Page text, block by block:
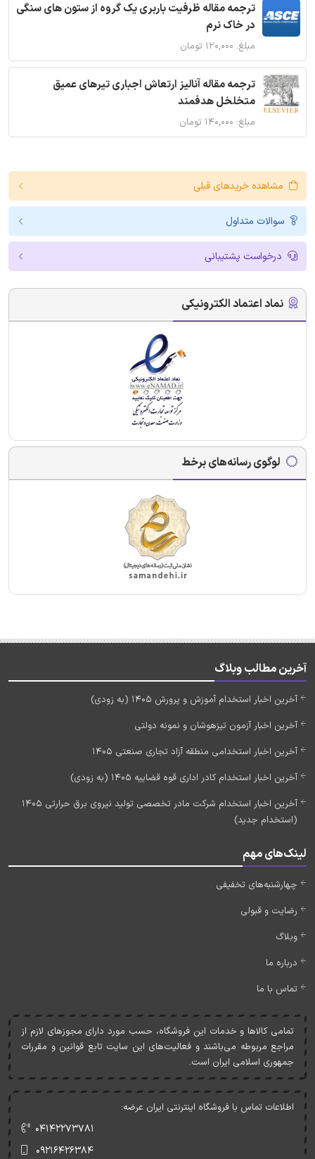
ترجمه مقاله ظرفیت باربری یک گروه از ستون های سنگی
در خاک نرم
مبلغ: ۱۲۰,۰۰۰ تومان
ترجمه مقاله آنالیز ارتعاش اجباری تیرهای عمیق
متخلخل هدفمند
مبلغ: ۱۴۰,۰۰۰ تومان
مشاهده خریدهای قبلی
سوالات متداول
درخواست پشتیبانی
نماد اعتماد الکترونیکی
لوگوی رسانه‌های برخط
آخرین مطالب وبلاگ
آخرین اخبار استخدام آموزش و پرورش 1405 (به زودی)
آخرین اخبار آزمون تیزهوشان و نمونه دولتی
آخرین اخبار استخدامی منطقه آزاد تجاری صنعتی 1405
آخرین اخبار استخدام کادر اداری قوه قضاییه 1405 (به زودی)
آخرین اخبار استخدام شرکت مادر تخصصی تولید نیروی برق حرارتی 1405
(استخدام جدید)
لینک‌های مهم
چهارشنبه‌های تخفیفی
رضایت و قبولی
وبلاگ
درباره ما
تماس با ما
تمامی کالاها و خدمات اين فروشگاه، حسب مورد دارای مجوزهای لازم از
مراجع مربوطه می‌باشند و فعاليت‌های اين سايت تابع قوانين و مقررات
جمهوری اسلامی ايران است.
اطلاعات تماس با فروشگاه اینترنتی ایران عرضه:
۰۴۱۴۲۲۷۳۷۸۱
۰۹۲۱۶۴۲۶۳۸۴